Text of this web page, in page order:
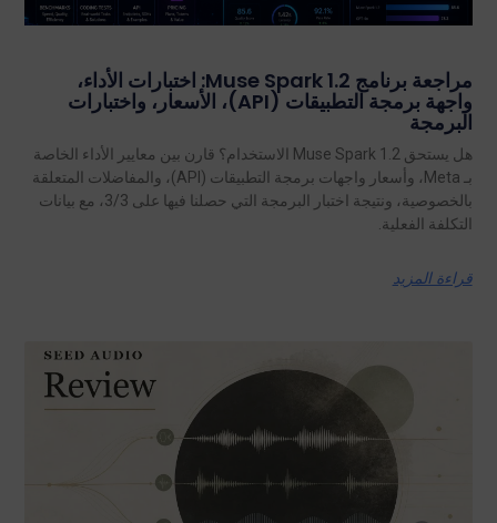
مراجعة برنامج Muse Spark 1.2: اختبارات الأداء،
واجهة برمجة التطبيقات (API)، الأسعار، واختبارات
البرمجة
هل يستحق Muse Spark 1.2 الاستخدام؟ قارن بين معايير الأداء الخاصة
بـ Meta، وأسعار واجهات برمجة التطبيقات (API)، والمفاضلات المتعلقة
بالخصوصية، ونتيجة اختبار البرمجة التي حصلنا فيها على 3/3، مع بيانات
التكلفة الفعلية.
قراءة المزيد